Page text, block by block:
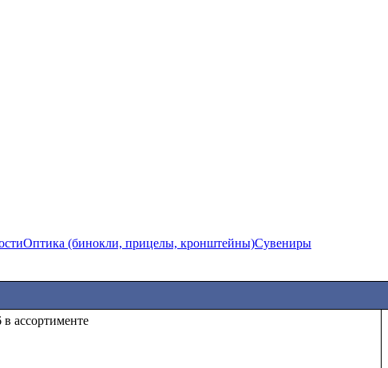
Оптика (бинокли, прицелы, кронштейны)Сувениры